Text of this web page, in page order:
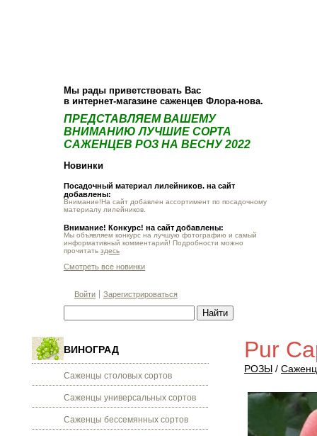
Мы рады приветствовать Вас
в интернет-магазине саженцев Флора-нова.
ПРЕДСТАВЛЯЕМ ВАШЕМУ
ВНИМАНИЮ ЛУЧШИЕ СОРТА
САЖЕНЦЕВ РОЗ НА ВЕСНУ 2022
Новинки
Посадочный материал лилейников. на сайт
добавлены:
Внимание!На сайт добавлен ассортимент по посадочному
материалу лилейников.
Внимание! Конкурс! на сайт добавлены:
Мы объявляем конкурс на лучшую фотографию и самый
информативный комментарий! Подробности можно
прочитать здесь
Смотреть все новинки
Войти Зарегистрироваться
ВИНОГРАД
Саженцы столовых сортов
Саженцы универсальных сортов
Саженцы бессемянных сортов
Pur
РОЗЫ /